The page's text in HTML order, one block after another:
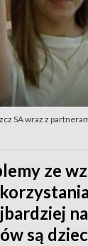
SA wraz z
ze
są